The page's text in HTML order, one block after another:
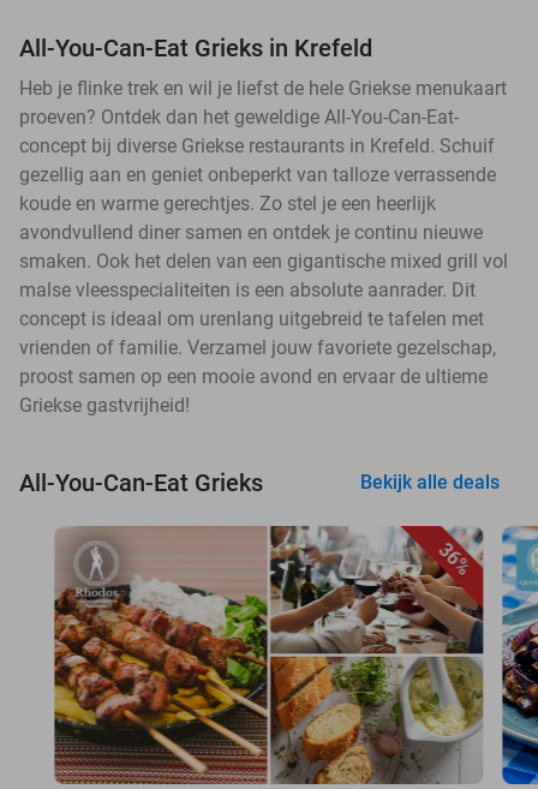
All-You-Can-Eat Grieks in Krefeld
Heb je flinke trek en wil je liefst de hele Griekse menukaart
proeven? Ontdek dan het geweldige All-You-Can-Eat-
concept bij diverse Griekse restaurants in Krefeld. Schuif
gezellig aan en geniet onbeperkt van talloze verrassende
koude en warme gerechtjes. Zo stel je een heerlijk
avondvullend diner samen en ontdek je continu nieuwe
smaken. Ook het delen van een gigantische mixed grill vol
malse vleesspecialiteiten is een absolute aanrader. Dit
concept is ideaal om urenlang uitgebreid te tafelen met
vrienden of familie. Verzamel jouw favoriete gezelschap,
proost samen op een mooie avond en ervaar de ultieme
Griekse gastvrijheid!
All-You-Can-Eat Grieks Bekijk alle deals
36%